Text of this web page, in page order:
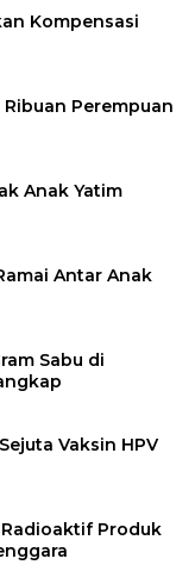
Kompensasi
Ribuan Perempuan
Anak Yatim
Antar Anak
Sabu di
Vaksin HPV
Produk